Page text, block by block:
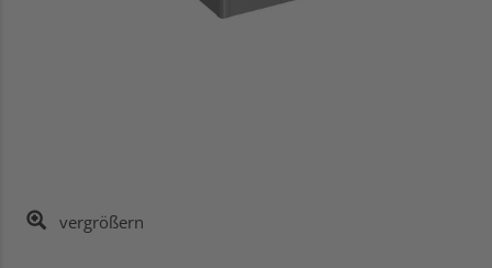
vergrößern